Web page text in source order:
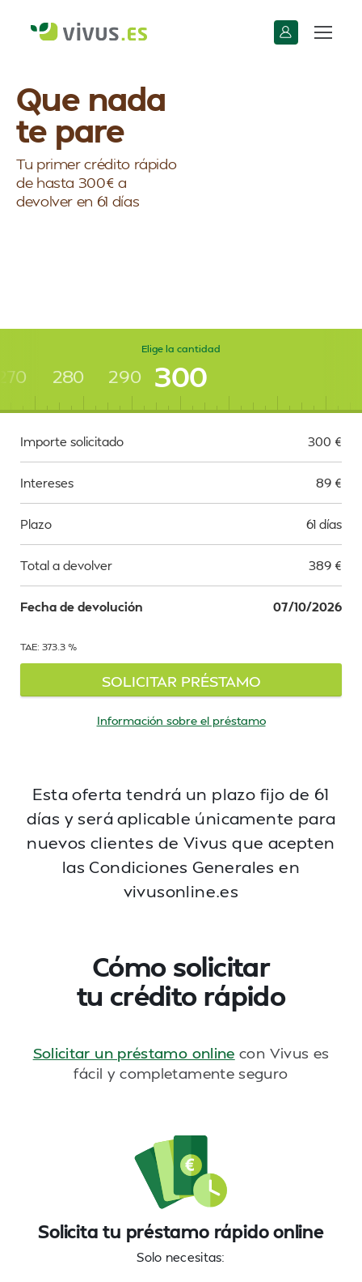
Tu primer crédito rápido
de hasta 300€ a
devolver en 61 días
Que nada
te pare
Elige la cantidad
280 290 300
Importe solicitado 300 €
Intereses 89 €
Plazo 61 días
Total a devolver 389 €
Fecha de devolución 07/10/2026
TAE: 373.3 %
SOLICITAR PRÉSTAMO
Información sobre el préstamo
Esta oferta tendrá un plazo fijo de 61
días y será aplicable únicamente para
nuevos clientes de Vivus que acepten
las Condiciones Generales en
vivusonline.es
Cómo solicitar
tu crédito rápido
Solicitar un préstamo online con Vivus es
fácil y completamente seguro
Solicita tu préstamo rápido online
Solo necesitas: